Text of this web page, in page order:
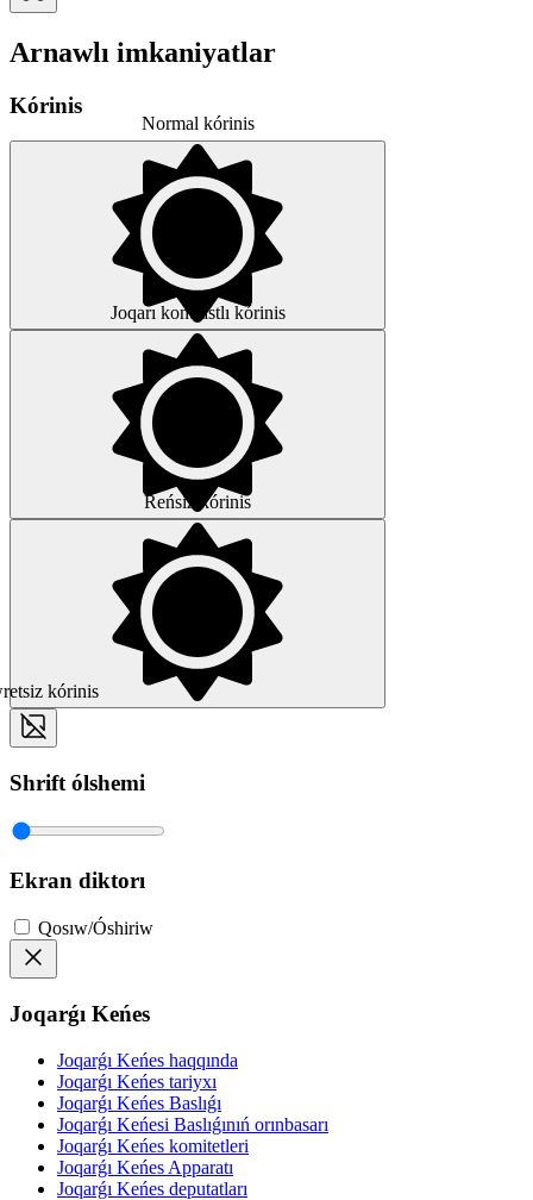
Arnawlı imkaniyatlar
Kórinis
Normal kórinis
Joqarı kontrastlı kórinis
Reńsiz kórinis
kórinis
Shrift ólshemi
Ekran diktorı
Qosıw/Óshiriw
Joqarǵı Keńes
Joqarǵı Keńes haqqında
Joqarǵı Keńes tariyxı
Joqarǵı Keńes Baslıǵı
Joqarǵı Keńesi Baslıǵınıń orınbasarı
Joqarǵı Keńes komitetleri
Joqarǵı Keńes Apparatı
Joqarǵı Keńes deputatları